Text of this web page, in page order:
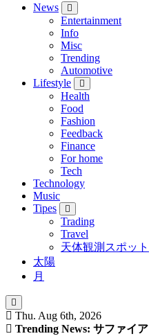
News
Entertainment
Info
Misc
Trending
Automotive
Lifestyle
Health
Food
Fashion
Feedback
Finance
For home
Tech
Technology
Music
Tipes
Trading
Travel
天体観測スポット
太陽
月
Thu. Aug 6th, 2026
Trending News: サファイ